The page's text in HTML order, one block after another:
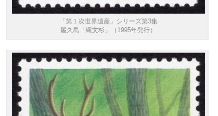
「第１次世界遺産」シリーズ第3集
屋久島「縄文杉」（1995年発行）